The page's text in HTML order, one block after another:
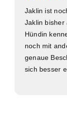
Jaklin ist
Jaklin bisher
Hündin
noch mit
genaue
sich besser